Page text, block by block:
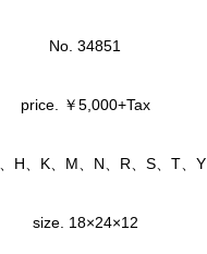
No. 34851
price. ￥5,000+Tax
H、K、M、N、R、S、T、Y
size. 18×24×12